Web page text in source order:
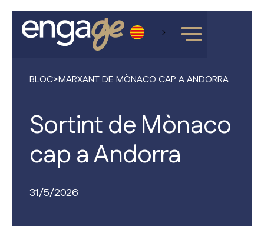
BLOC>MARXANT DE MÒNACO CAP A ANDORRA
Sortint de Mònaco
cap a Andorra
31/5/2026